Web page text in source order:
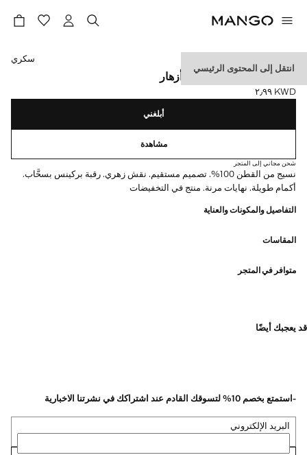
انتقل إلى المحتوى الرئيسي
سويت شيرت عليه طباعة أزهار
السعر الحالي [KWD ٢٫٩٩ ]
KWD ٢٫٩٩
حدد اللون
سكري
أبلغني
مشاهدة
شحن مجاني إلى المتجر
نسيج من القطن 100%. تصميم مستقيم. نقش زهري. رقبة بركينس بسحَّاب.
أكمام طويلة. نهايات مرنة. منتج في التخفيضات
التفاصيل والمكونات والعناية
المقاسات
متوافر في المتجر
قد يعجبك أيضًا
-استمتع بخصم 10% لتسوقك القادم عند اشتراكك في نشرتنا الاخبارية
البريد الإلكتروني